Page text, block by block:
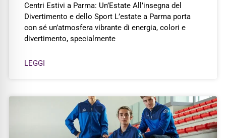
Centri Estivi a Parma: Un’Estate All’insegna del
Divertimento e dello Sport L’estate a Parma porta
con sé un’atmosfera vibrante di energia, colori e
divertimento, specialmente
LEGGI